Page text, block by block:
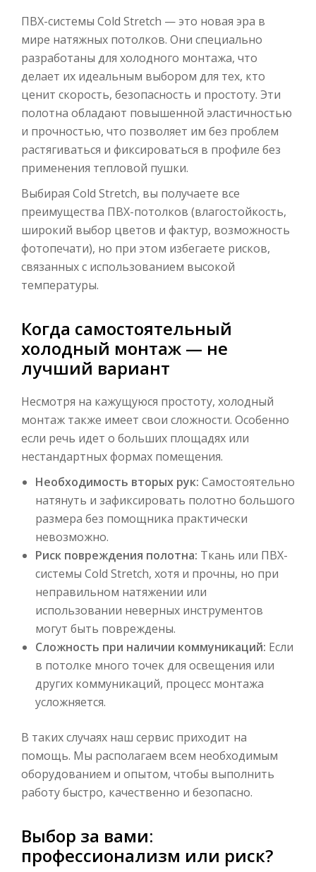
ПВХ-системы Cold Stretch — это новая эра в
мире натяжных потолков. Они специально
разработаны для холодного монтажа, что
делает их идеальным выбором для тех, кто
ценит скорость, безопасность и простоту. Эти
полотна обладают повышенной эластичностью
и прочностью, что позволяет им без проблем
растягиваться и фиксироваться в профиле без
применения тепловой пушки.
Выбирая Cold Stretch, вы получаете все
преимущества ПВХ-потолков (влагостойкость,
широкий выбор цветов и фактур, возможность
фотопечати), но при этом избегаете рисков,
связанных с использованием высокой
температуры.
Когда самостоятельный
холодный монтаж — не
лучший вариант
Несмотря на кажущуюся простоту, холодный
монтаж также имеет свои сложности. Особенно
если речь идет о больших площадях или
нестандартных формах помещения.
Необходимость вторых рук: Самостоятельно
натянуть и зафиксировать полотно большого
размера без помощника практически
невозможно.
Риск повреждения полотна: Ткань или ПВХ-
системы Cold Stretch, хотя и прочны, но при
неправильном натяжении или
использовании неверных инструментов
могут быть повреждены.
Сложность при наличии коммуникаций: Если
в потолке много точек для освещения или
других коммуникаций, процесс монтажа
усложняется.
В таких случаях наш сервис приходит на
помощь. Мы располагаем всем необходимым
оборудованием и опытом, чтобы выполнить
работу быстро, качественно и безопасно.
Выбор за вами:
профессионализм или риск?